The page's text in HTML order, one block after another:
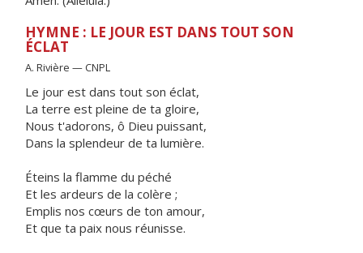
HYMNE : LE JOUR EST DANS TOUT SON
ÉCLAT
A. Rivière — CNPL
Le jour est dans tout son éclat,
La terre est pleine de ta gloire,
Nous t'adorons, ô Dieu puissant,
Dans la splendeur de ta lumière.
Éteins la flamme du péché
Et les ardeurs de la colère ;
Emplis nos cœurs de ton amour,
Et que ta paix nous réunisse.